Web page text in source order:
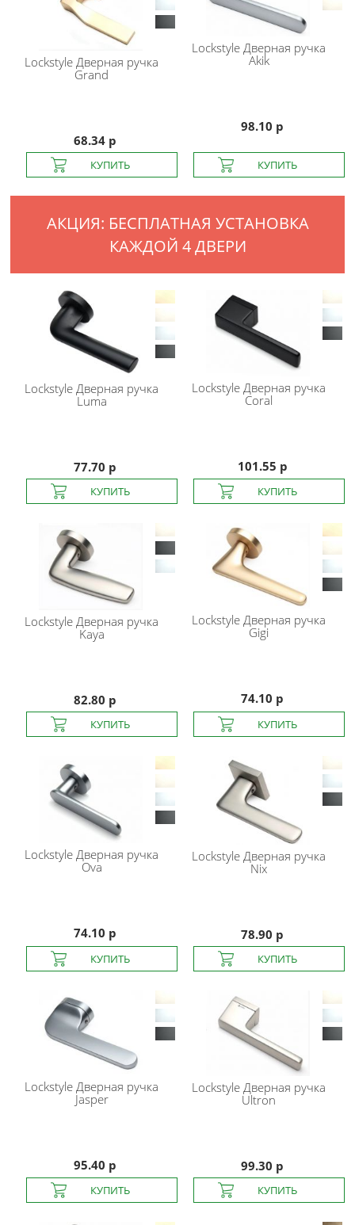
Lockstyle Дверная ручка
Grand
68.34 р
Lockstyle Дверная ручка
Akik
98.10 р
АКЦИЯ: БЕСПЛАТНАЯ УСТАНОВКА
КАЖДОЙ 4 ДВЕРИ
Lockstyle Дверная ручка
Luma
77.70 р
Lockstyle Дверная ручка
Coral
101.55 р
Lockstyle Дверная ручка
Kaya
82.80 р
Lockstyle Дверная ручка
Gigi
74.10 р
Lockstyle Дверная ручка
Ova
74.10 р
Lockstyle Дверная ручка
Nix
78.90 р
Lockstyle Дверная ручка
Jasper
95.40 р
Lockstyle Дверная ручка
Ultron
99.30 р